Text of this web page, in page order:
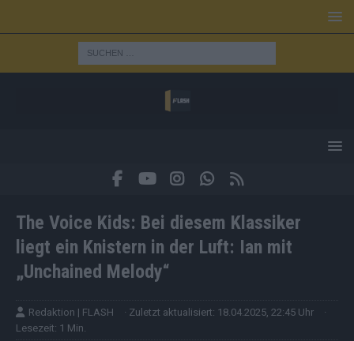
The Voice Kids: Bei diesem Klassiker
liegt ein Knistern in der Luft: Ian mit
„Unchained Melody“
Redaktion | FLASH · Zuletzt aktualisiert: 18.04.2025, 22:45 Uhr
·
Lesezeit: 1 Min.